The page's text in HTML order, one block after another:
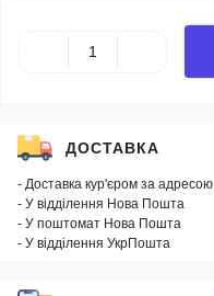
ДОСТАВКА
- Доставка кур'єром за адресою
- У відділення Нова Пошта
- У поштомат Нова Пошта
- У відділення УкрПошта